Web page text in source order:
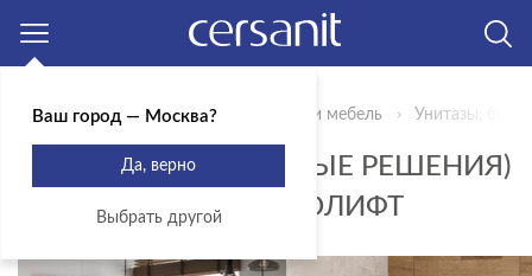
Главная Продукты Сантехника и мебель Унитазы,
КОМПЛЕКТЫ (ГОТОВЫЕ РЕШЕНИЯ)
- ТИП ПЕТЕЛЬ МИКРОЛИФТ
Ваш город — Москва?
Да, верно
Выбрать другой